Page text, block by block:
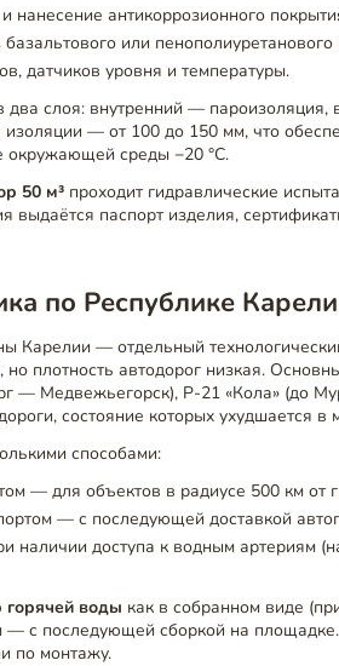
нанесение антикоррозионного
или пенополиуретанового
датчиков уровня и температуры.
два слоя: внутренний —
— от 100 до 150 мм, что
окружающей среды −20 °C.
50 м³ проходит гидравлические
выдаётся паспорт изделия,
по Республике
Карелии — отдельный
но плотность автодорог низкая.
— Медвежьегорск), Р-21 «Кола» (до
состояние которых ухудшается в
способами:
— для объектов в радиусе 500 км от
— с последующей доставкой
наличии доступа к водным артериям
горячей воды как в собранном виде
— с последующей сборкой на
по монтажу.